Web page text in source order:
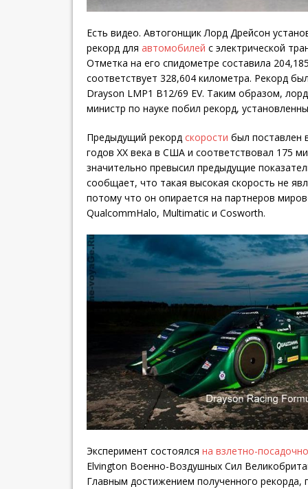
Есть видео. Автогонщик Лорд Дрейсон
рекорд для автомобилей с электрической
Отметка на его спидометре составила
соответствует 328,604 километра. Рекорд
Drayson LMP1 B12/69 EV. Таким образом,
министр по науке побил рекорд,
Предыдущий рекорд скорости был поставлен
годов ХХ века в США и соответствовал 175
значительно превысил предыдущие
сообщает, что такая высокая скорость не
потому что он опирается на партнеров
QualcommHalo, Multimatic и Cosworth.
Эксперимент состоялся на взлетно-
Elvington Военно-Воздушных Сил
Главным достижением полученного рекорда,